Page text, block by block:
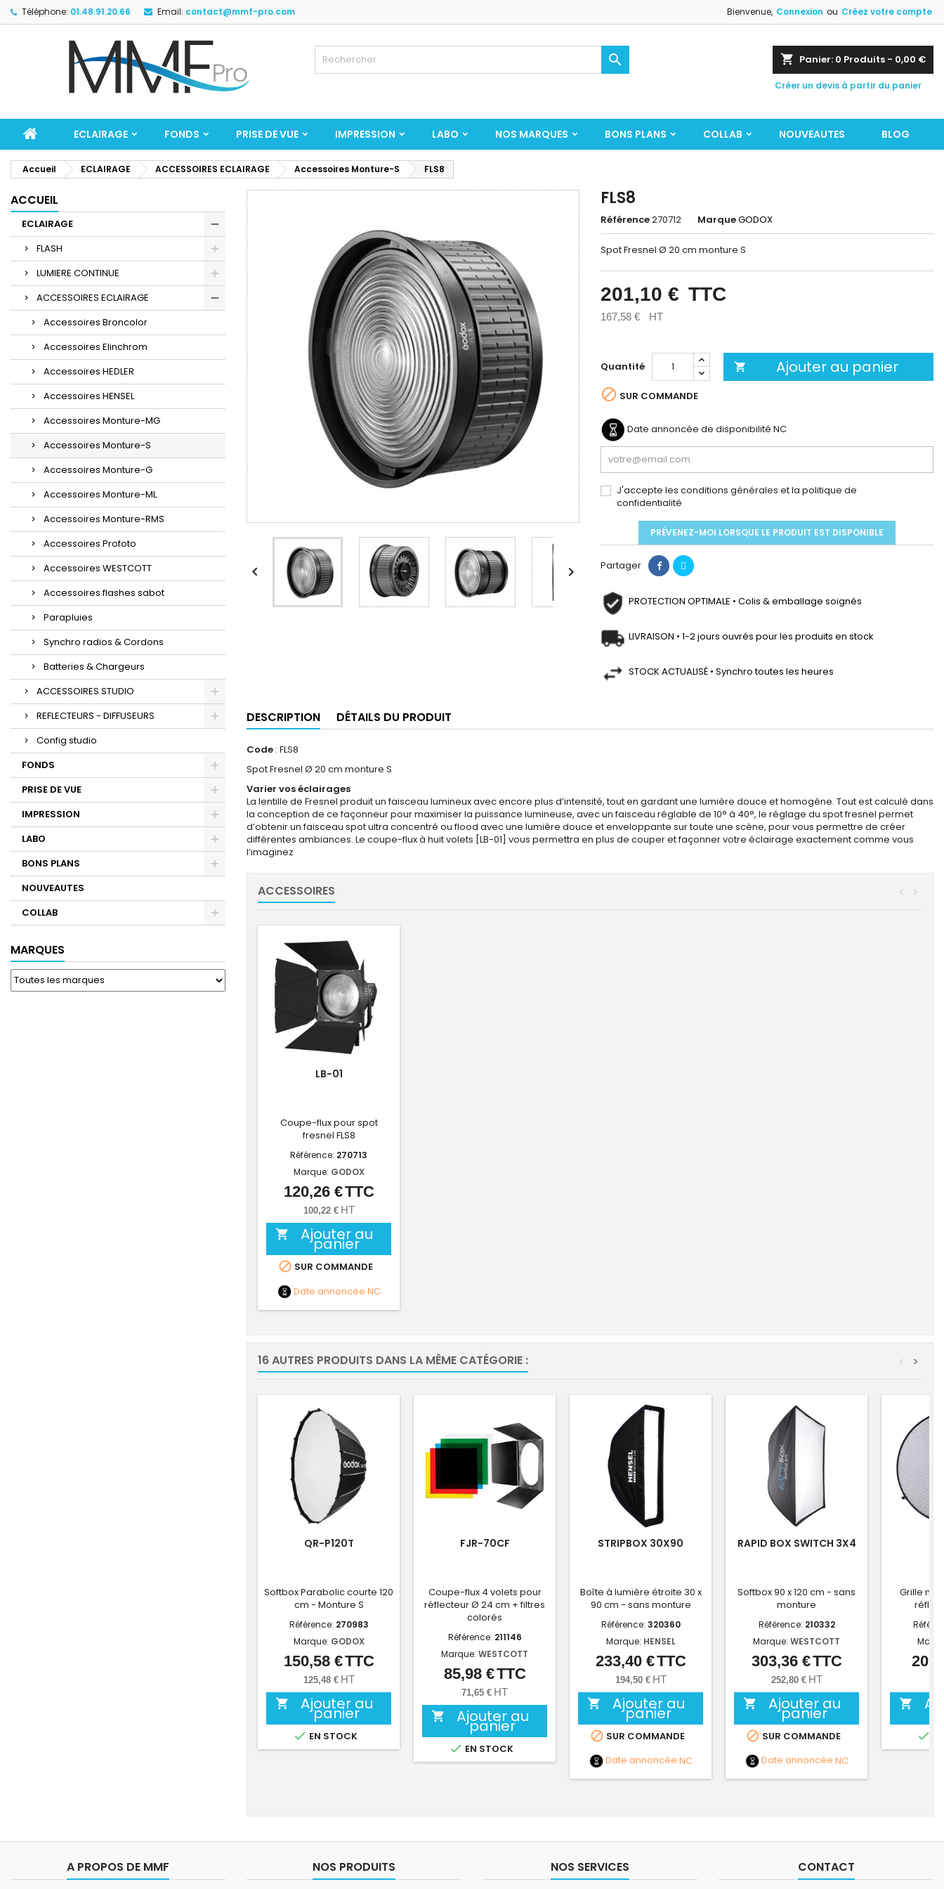
Téléphone: 01.48.91.20.66 Email: contact@mmf-pro.com Bienvenue, Connexion ou Créez votre compte
shopping_cart Panier: 0 Produits - 0,00 €
Créer un devis à partir du panier

ECLAIRAGE FONDS PRISE DE VUE IMPRESSION LABO NOS MARQUES BONS PLANS COLLAB NOUVEAUTES BLOG
Accueil ECLAIRAGE ACCESSOIRES ECLAIRAGE Accessoires Monture-S FLS8
ACCUEIL
ECLAIRAGE
FLASH
LUMIERE CONTINUE
ACCESSOIRES ECLAIRAGE
Accessoires Broncolor
Accessoires Elinchrom
Accessoires HEDLER
Accessoires HENSEL
Accessoires Monture-MG
Accessoires Monture-S
Accessoires Monture-G
Accessoires Monture-ML
Accessoires Monture-RMS
Accessoires Profoto
Accessoires WESTCOTT
Accessoires flashes sabot
Parapluies
Synchro radios & Cordons
Batteries & Chargeurs
ACCESSOIRES STUDIO
REFLECTEURS - DIFFUSEURS
Config studio
FONDS
PRISE DE VUE
IMPRESSION
LABO
BONS PLANS
NOUVEAUTES
COLLAB
MARQUES
 
FLS8
Référence270712 MarqueGODOX
Spot Fresnel Ø 20 cm monture S
201,10 € TTC
167,58 € HT
Quantité  Ajouter au panier
 SUR COMMANDE
Date annoncée de disponibilité NC
J'accepte les conditions générales et la politique de
confidentialité
PRÉVENEZ-MOI LORSQUE LE PRODUIT EST DISPONIBLE
Partager
PROTECTION OPTIMALE • Colis & emballage soignés
LIVRAISON • 1-2 jours ouvrés pour les produits en stock
STOCK ACTUALISÉ • Synchro toutes les heures
DESCRIPTION DÉTAILS DU PRODUIT
Code : FLS8
Spot Fresnel Ø 20 cm monture S
Varier vos éclairages
La lentille de Fresnel produit un faisceau lumineux avec encore plus d’intensité, tout en gardant une lumière douce et homogène. Tout est calculé dans
la conception de ce façonneur pour maximiser la puissance lumineuse, avec un faisceau réglable de 10° à 40°, le réglage du spot fresnel permet
d’obtenir un faisceau spot ultra concentré ou flood avec une lumière douce et enveloppante sur toute une scène, pour vous permettre de créer
différentes ambiances. Le coupe-flux à huit volets [LB-01] vous permettra en plus de couper et façonner votre éclairage exactement comme vous
l’imaginez
ACCESSOIRES >
<
LB-01
Coupe-flux pour spot
fresnel FLS8
Référence: 270713
Marque: GODOX
Prix
120,26 €TTC
100,22 € HT
 Ajouter au
panier
 SUR COMMANDE
Date annoncée NC
16 AUTRES PRODUITS DANS LA MÊME CATÉGORIE : >
<
QR-P120T
Softbox Parabolic courte 120
cm - Monture S
Référence: 270983
Marque: GODOX
Prix
150,58 €TTC
125,48 € HT
 Ajouter au
panier
 EN STOCK
FJR-70CF
Coupe-flux 4 volets pour
réflecteur Ø 24 cm + filtres
colorés
Référence: 211146
Marque: WESTCOTT
Prix
85,98 €TTC
71,65 € HT
 Ajouter au
panier
 EN STOCK
STRIPBOX 30X90
Boîte à lumière étroite 30 x
90 cm - sans monture
Référence: 320360
Marque: HENSEL
Prix
233,40 €TTC
194,50 € HT
 Ajouter au
panier
 SUR COMMANDE
Date annoncée NC
RAPID BOX SWITCH 3X4
Softbox 90 x 120 cm - sans
monture
Référence: 210332
Marque: WESTCOTT
Prix
303,36 €TTC
252,80 € HT
 Ajouter au
panier
 SUR COMMANDE
Date annoncée NC
Grille nid


A PROPOS DE MMF NOS PRODUITS NOS SERVICES CONTACT